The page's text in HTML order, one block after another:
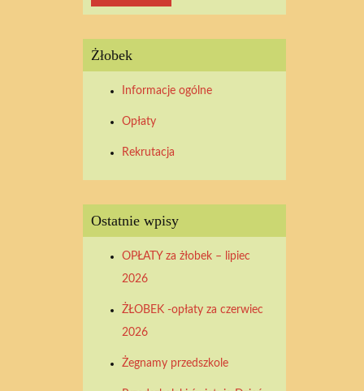
Żłobek
Informacje ogólne
Opłaty
Rekrutacja
Ostatnie wpisy
OPŁATY za żłobek – lipiec
2026
ŻŁOBEK -opłaty za czerwiec
2026
Żegnamy przedszkole